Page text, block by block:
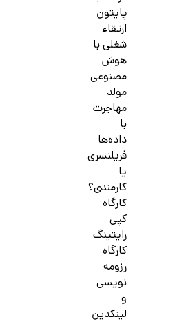
پایتون
ارتقاء
شغلی با
هوش
مصنوعی
مولد
مهاجرت
با
داده‌ها
فریلنسری
یا
کارمندی؟
کارگاه
کپی
رایتینگ
کارگاه
رزومه
نویسی
و
لینکدین